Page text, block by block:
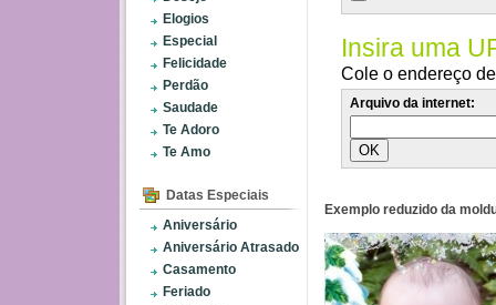
Elogios
Especial
Felicidade
Perdão
Saudade
Te Adoro
Te Amo
Datas Especiais
Aniversário
Aniversário Atrasado
Casamento
Feriado
Insira uma
Cole o endereço
Arquivo da internet:
Exemplo reduzido da